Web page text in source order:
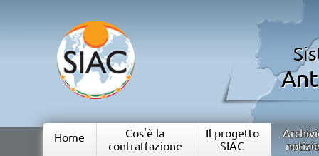
Home
Cos'è la
contraffazione
Il progetto
SIAC